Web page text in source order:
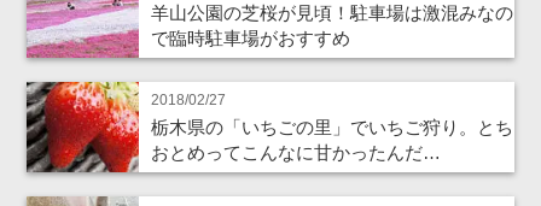
羊山公園の芝桜が見頃！駐車場は激混みなの
で臨時駐車場がおすすめ
2018/02/27
栃木県の「いちごの里」でいちご狩り。とち
おとめってこんなに甘かったんだ…